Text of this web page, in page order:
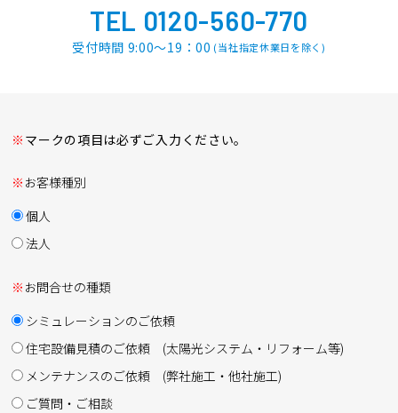
TEL 0120-560-770
受付時間 9:00～19：00 (当社指定休業日を除く)
※ マークの項目は必ずご入力ください。
※ お客様種別
個人
法人
※ お問合せの種類
シミュレーションのご依頼
住宅設備見積のご依頼 (太陽光システム・リフォーム等)
メンテナンスのご依頼 (弊社施工・他社施工)
ご質問・ご相談